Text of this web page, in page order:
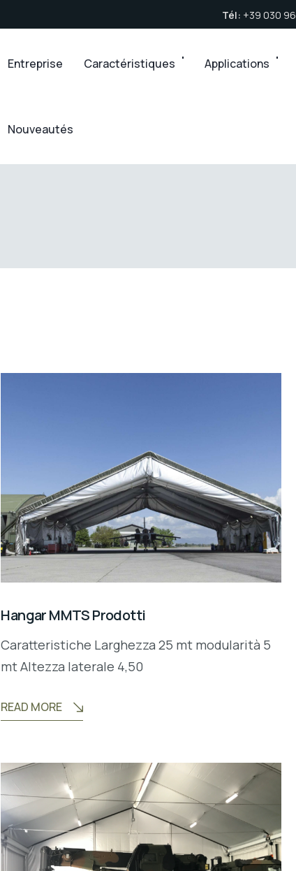
Tél: +39 030
Entreprise Caractéristiques Applications
Nouveautés
Hangar MMTS Prodotti
Caratteristiche Larghezza 25 mt modularità 5
mt Altezza laterale 4,50
READ MORE